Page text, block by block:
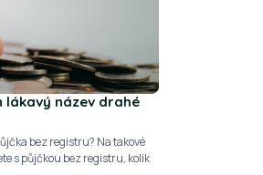
lákavý název drahé
bez registru? Na takové
s půjčkou bez registru, kolik